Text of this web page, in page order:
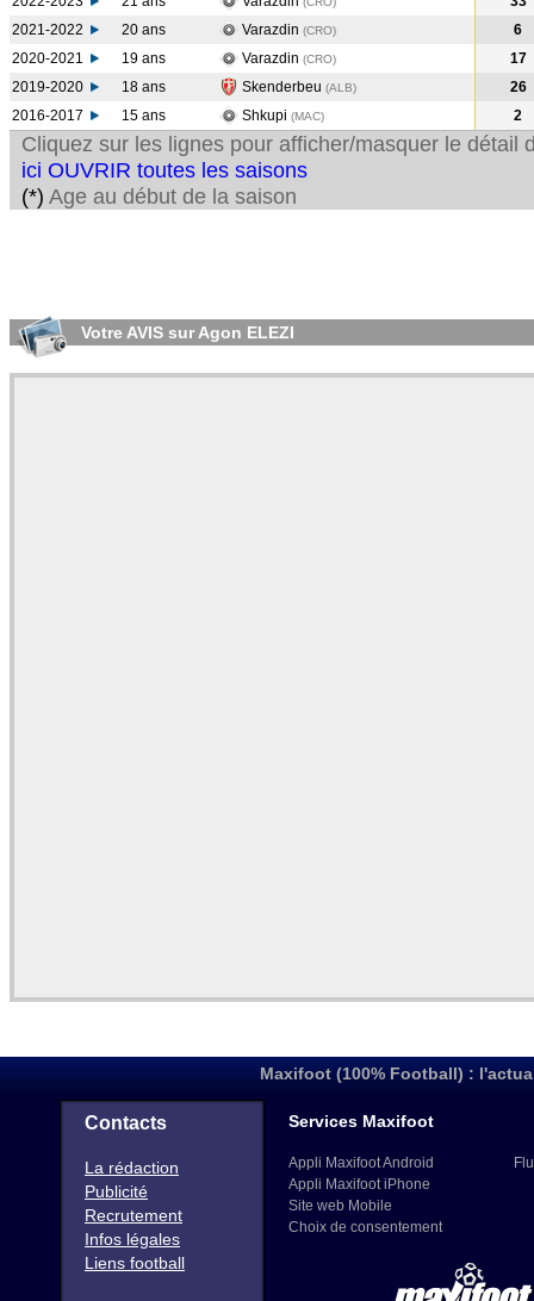
2021-2022
20 ans Varazdin (CRO)
6
2020-2021
19 ans Varazdin (CRO)
17
2019-2020
18 ans Skenderbeu (ALB)
26
2016-2017
15 ans Shkupi (MAC) 2
Cliquez sur les lignes pour afficher/masquer le détail
ici OUVRIR toutes les saisons
(*) Age au début de la saison
Votre AVIS sur Agon ELEZI
Maxifoot (100% Football) :
Contacts
La rédaction
Publicité
Recrutement
Infos légales
Liens football
Services Maxifoot
Appli Maxifoot Android
Appli Maxifoot iPhone
Site web Mobile
Choix de consentement